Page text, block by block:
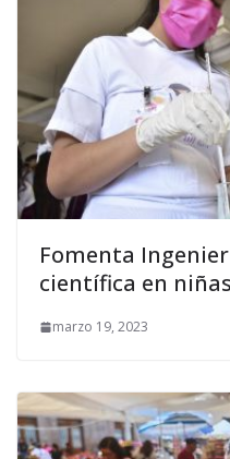
Fomenta
científica en
marzo 19, 2023